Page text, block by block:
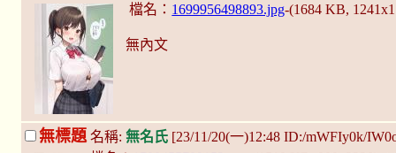
檔名： 1699956498893.jpg-(1684 KB,
無內文
無標題 名稱: 無名氏 [23/11/20(一)12:48 ID:/mWFIy0k/